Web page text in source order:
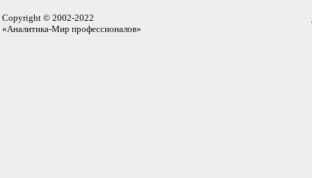
Copyright © 2002-2022
«Аналитика-Мир профессионалов»